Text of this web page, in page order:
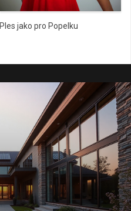
Ples jako pro Popelku